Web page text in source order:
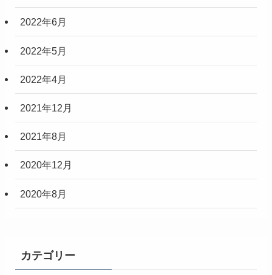
2022年6月
2022年5月
2022年4月
2021年12月
2021年8月
2020年12月
2020年8月
カテゴリー